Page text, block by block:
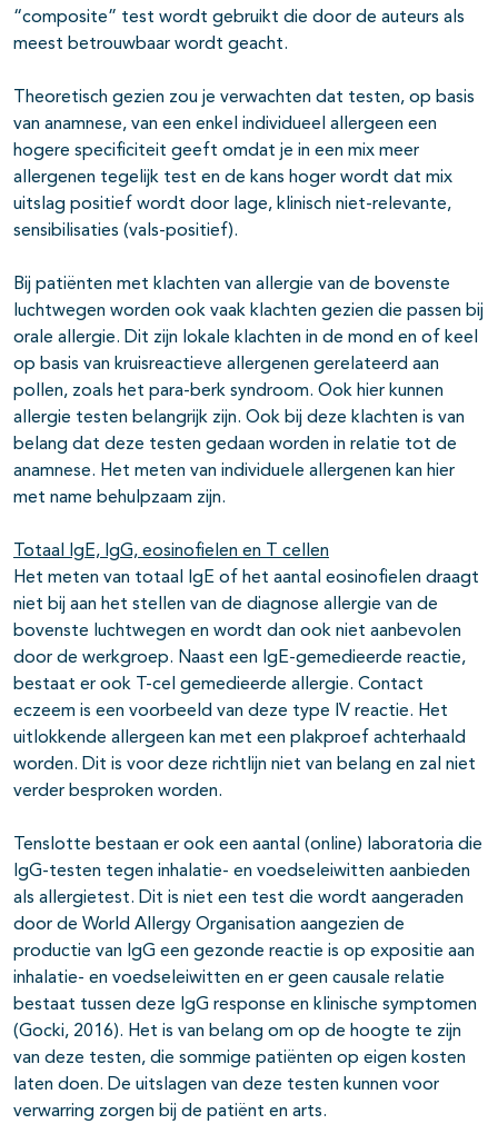
“composite” test wordt gebruikt die door de auteurs als
meest betrouwbaar wordt geacht.
Theoretisch gezien zou je verwachten dat testen, op basis
van anamnese, van een enkel individueel allergeen een
hogere specificiteit geeft omdat je in een mix meer
allergenen tegelijk test en de kans hoger wordt dat mix
uitslag positief wordt door lage, klinisch niet-relevante,
sensibilisaties (vals-positief).
Bij patiënten met klachten van allergie van de bovenste
luchtwegen worden ook vaak klachten gezien die passen bij
orale allergie. Dit zijn lokale klachten in de mond en of keel
op basis van kruisreactieve allergenen gerelateerd aan
pollen, zoals het para-berk syndroom. Ook hier kunnen
allergie testen belangrijk zijn. Ook bij deze klachten is van
belang dat deze testen gedaan worden in relatie tot de
anamnese. Het meten van individuele allergenen kan hier
met name behulpzaam zijn.
Totaal IgE, IgG, eosinofielen en T cellen
Het meten van totaal IgE of het aantal eosinofielen draagt
niet bij aan het stellen van de diagnose allergie van de
bovenste luchtwegen en wordt dan ook niet aanbevolen
door de werkgroep. Naast een IgE-gemedieerde reactie,
bestaat er ook T-cel gemedieerde allergie. Contact
eczeem is een voorbeeld van deze type IV reactie. Het
uitlokkende allergeen kan met een plakproef achterhaald
worden. Dit is voor deze richtlijn niet van belang en zal niet
verder besproken worden.
Tenslotte bestaan er ook een aantal (online) laboratoria die
IgG-testen tegen inhalatie- en voedseleiwitten aanbieden
als allergietest. Dit is niet een test die wordt aangeraden
door de World Allergy Organisation aangezien de
productie van IgG een gezonde reactie is op expositie aan
inhalatie- en voedseleiwitten en er geen causale relatie
bestaat tussen deze IgG response en klinische symptomen
(Gocki, 2016). Het is van belang om op de hoogte te zijn
van deze testen, die sommige patiënten op eigen kosten
laten doen. De uitslagen van deze testen kunnen voor
verwarring zorgen bij de patiënt en arts.